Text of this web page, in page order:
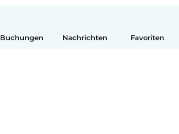
Buchungen Nachrichten Favoriten